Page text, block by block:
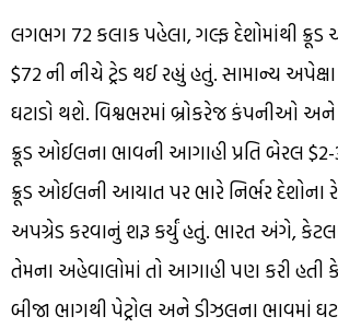
લગભગ 72 કલાક પહેલા, ગલ્ફ દેશોમાંથી
$72 ની નીચે ટ્રેડ થઈ રહ્યું હતું. સામાન્ય
ઘટાડો થશે. વિશ્વભરમાં બ્રોકરેજ કંપનીઓ
ક્રૂડ ઓઈલના ભાવની આગાહી પ્રતિ બેરલ
ક્રૂડ ઓઈલની આયાત પર ભારે નિર્ભર દેશોના
અપગ્રેડ કરવાનું શરૂ કર્યું હતું. ભારત અંગે,
તેમના અહેવાલોમાં તો આગાહી પણ કરી
બીજા ભાગથી પેટ્રોલ અને ડીઝલના ભાવમાં